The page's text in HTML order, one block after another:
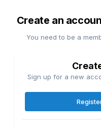
Create an
You need to be a
Sign up for a new